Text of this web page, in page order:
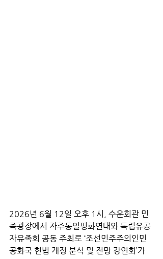
2026년 6월 12일 오후 1시, 수운회관 민
족광장에서 자주통일평화연대와 독립유공
자유족회 공동 주최로 ‘조선민주주의인민
공화국 헌법 개정 분석 및 전망 강연회’가